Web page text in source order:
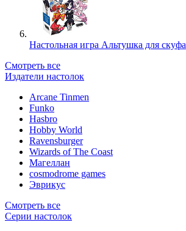
Настольная игра Альтушка для скуфа
Смотреть все
Издатели настолок
Arcane Tinmen
Funko
Hasbro
Hobby World
Ravensburger
Wizards of The Coast
Магеллан
сosmodrome games
Эврикус
Смотреть все
Серии настолок